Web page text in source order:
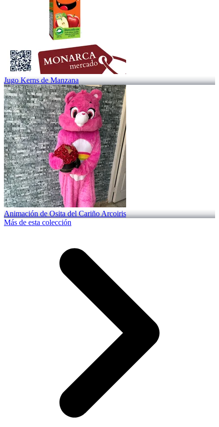
Jugo Kerns de Manzana
Animación de Osita del Cariño Arcoiris
Más de esta colección